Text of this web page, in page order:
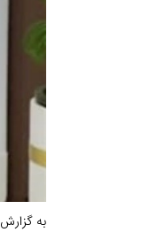
به گزارش